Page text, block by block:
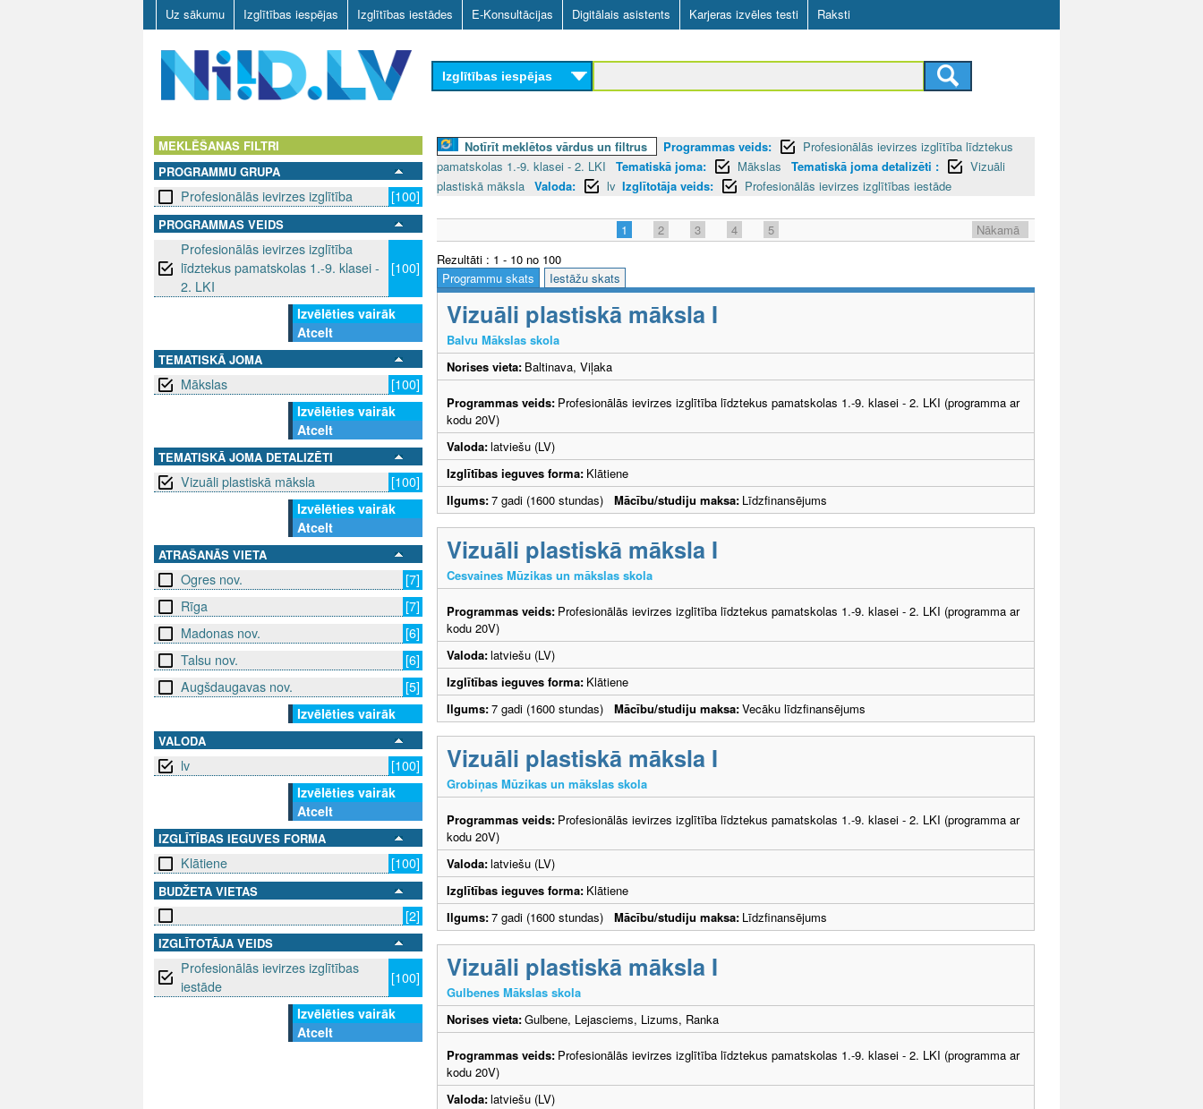
Skip
to
main
content
Uz sākumu Izglītības iespējas Izglītības iestādes E-Konsultācijas Digitālais asistents Karjeras izvēles testi Raksti
D
L
Izglītības iespējas
MEKLĒŠANAS FILTRI
PROGRAMMU GRUPA
Profesionālās ievirzes izglītība [100]
PROGRAMMAS VEIDS
Profesionālās ievirzes izglītība
līdztekus pamatskolas 1.-9. klasei -
2. LKI
[100]
Izvēlēties vairāk
Atcelt
TEMATISKĀ JOMA
Mākslas
[100]
Izvēlēties vairāk
Atcelt
TEMATISKĀ JOMA DETALIZĒTI
Vizuāli plastiskā māksla
[100]
Izvēlēties vairāk
Atcelt
ATRAŠANĀS VIETA
Ogres nov.
[7]
Rīga
[7]
Madonas nov.
[6]
Talsu nov.
[6]
Augšdaugavas nov.
[5]
Izvēlēties vairāk
VALODA
lv
[100]
Izvēlēties vairāk
Atcelt
IZGLĪTĪBAS IEGUVES FORMA
Klātiene [100]
BUDŽETA VIETAS
[2]
IZGLĪTOTĀJA VEIDS
Profesionālās ievirzes izglītības
iestāde
[100]
Izvēlēties vairāk
Atcelt
Notīrīt meklētos vārdus un filtrus Programmas veids:
Profesionālās ievirzes izglītība līdztekus
pamatskolas 1.-9. klasei - 2. LKI
Tematiskā joma: Mākslas Tematiskā joma detalizēti :
Vizuāli
plastiskā māksla Valoda: lv Izglītotāja veids: Profesionālās ievirzes izglītības iestāde
1 2 3 4 5
Nākamā
Rezultāti : 1 - 10 no 100
Programmu skats
Iestāžu skats
Vizuāli plastiskā māksla I
Balvu Mākslas skola
Norises vieta: Baltinava, Viļaka
Programmas veids: Profesionālās ievirzes izglītība līdztekus pamatskolas 1.-9. klasei - 2. LKI (programma ar
kodu 20V)
Valoda:latviešu (LV)
Izglītības ieguves forma: Klātiene
Ilgums:7 gadi (1600 stundas) Mācību/studiju maksa: Līdzfinansējums
Vizuāli plastiskā māksla I
Cesvaines Mūzikas un mākslas skola
Programmas veids: Profesionālās ievirzes izglītība līdztekus pamatskolas 1.-9. klasei - 2. LKI (programma ar
kodu 20V)
Valoda:latviešu (LV)
Izglītības ieguves forma: Klātiene
Ilgums:7 gadi (1600 stundas) Mācību/studiju maksa:Vecāku līdzfinansējums
Vizuāli plastiskā māksla I
Grobiņas Mūzikas un mākslas skola
Programmas veids: Profesionālās ievirzes izglītība līdztekus pamatskolas 1.-9. klasei - 2. LKI (programma ar
kodu 20V)
Valoda:latviešu (LV)
Izglītības ieguves forma: Klātiene
Ilgums:7 gadi (1600 stundas) Mācību/studiju maksa: Līdzfinansējums
Vizuāli plastiskā māksla I
Gulbenes Mākslas skola
Norises vieta:Gulbene, Lejasciems, Lizums, Ranka
Programmas veids: Profesionālās ievirzes izglītība līdztekus pamatskolas 1.-9. klasei - 2. LKI (programma ar
kodu 20V)
Valoda:latviešu (LV)